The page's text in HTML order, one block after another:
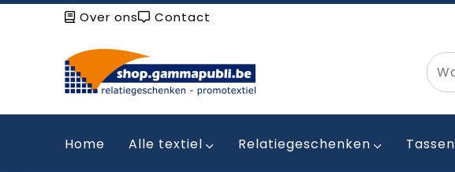
Over ons Contact
Home Alle textiel Relatiegeschenken Tassen